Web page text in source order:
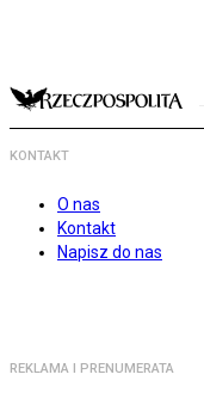
KONTAKT
O nas
Kontakt
Napisz do nas
REKLAMA I PRENUMERATA